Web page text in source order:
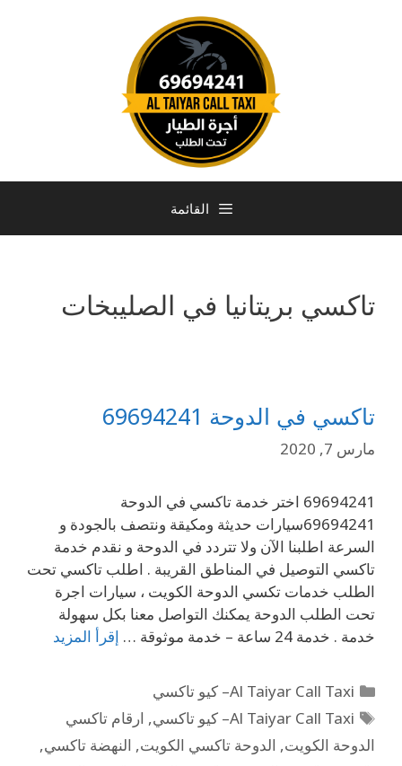
القائمة
تاكسي بريتانيا في الصليبخات
تاكسي في الدوحة 69694241
مارس 7, 2020
69694241 اختر خدمة تاكسي في الدوحة
69694241سيارات حديثة ومكيقة ونتصف بالجودة و
السرعة اطلبنا الآن ولا تتردد في الدوحة و نقدم خدمة
تاكسي التوصيل في المناطق القريبة . اطلب تاكسي تحت
الطلب خدمات تكسي الدوحة الكويت ، سيارات اجرة
تحت الطلب الدوحة يمكنك التواصل معنا بكل سهولة
خدمة . خدمة 24 ساعة – خدمة موثوقة …
إقرأ المزيد
Al Taiyar Call Taxi– كيو تاكسي
Al Taiyar Call Taxi– كيو تاكسي
, ارقام تاكسي
الدوحة الكويت, الدوحة تاكسي الكويت, النهضة تاكسي,